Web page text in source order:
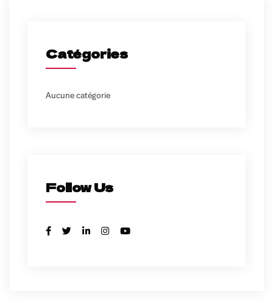
Catégories
Aucune catégorie
Follow Us